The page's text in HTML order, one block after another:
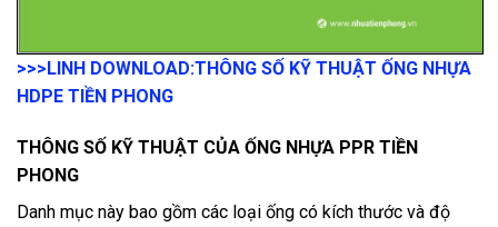
>>>LINH DOWNLOAD:THÔNG SỐ KỸ THUẬT ỐNG NHỰA
HDPE TIỀN PHONG
THÔNG SỐ KỸ THUẬT CỦA ỐNG NHỰA PPR TIỀN
PHONG
Danh mục này bao gồm các loại ống có kích thước và độ